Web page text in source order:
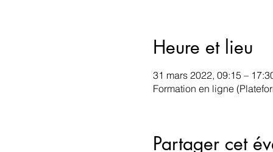
Heure et lieu
31 mars 2022, 09:15 –
Formation en ligne
Partager cet